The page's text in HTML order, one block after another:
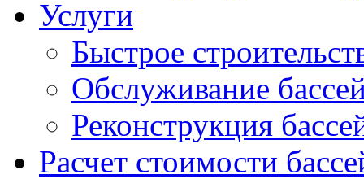
Услуги
Быстрое
Обслуживание
Реконструкция
Расчет стоимости